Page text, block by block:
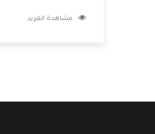
بالخدمات التى تنفرد
مشاهدة المزيد